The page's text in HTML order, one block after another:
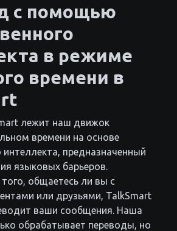
с помощью
в режиме
времени в
лежит наш движок
времени на основе
интеллекта, предназначенный
языковых барьеров.
общаетесь ли вы с
или друзьями, TalkSmart
ваши сообщения. Наша
обрабатывает переводы, но